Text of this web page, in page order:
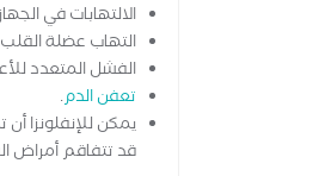
الالتهابات في
التهاب عضلة
الفشل المتعدد
تعفن الدم.
يمكن للإنفلونزا أن
قد تتفاقم أمراض